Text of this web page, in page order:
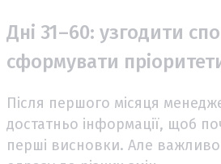
Дні 31–60: узгодити
сформувати
Після першого місяця
достатньо інформації, щоб
перші висновки. Але